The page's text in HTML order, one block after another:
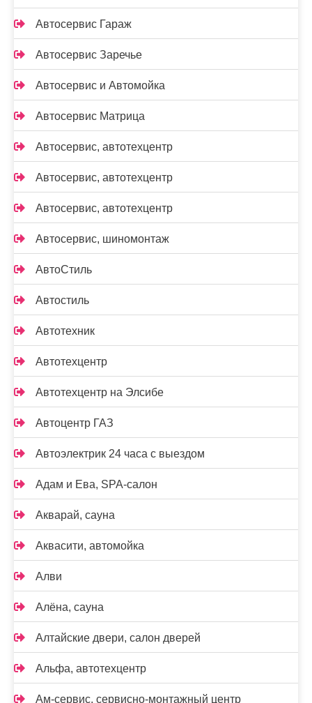
Автосервис Гараж
Автосервис Заречье
Автосервис и Автомойка
Автосервис Матрица
Автосервис, автотехцентр
Автосервис, автотехцентр
Автосервис, автотехцентр
Автосервис, шиномонтаж
АвтоСтиль
Автостиль
Автотехник
Автотехцентр
Автотехцентр на Элсибе
Автоцентр ГАЗ
Автоэлектрик 24 часа с выездом
Адам и Ева, SPA-салон
Акварай, сауна
Аквасити, автомойка
Алви
Алёна, сауна
Алтайские двери, салон дверей
Альфа, автотехцентр
Ам-сервис, сервисно-монтажный центр